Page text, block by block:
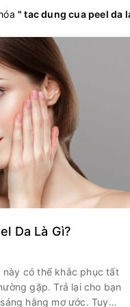
" tac dung cua peel da
Da Là Gì?
này có thể khắc phục tất
gặp. Trả lại cho bạn
hằng mơ ước. Tuy